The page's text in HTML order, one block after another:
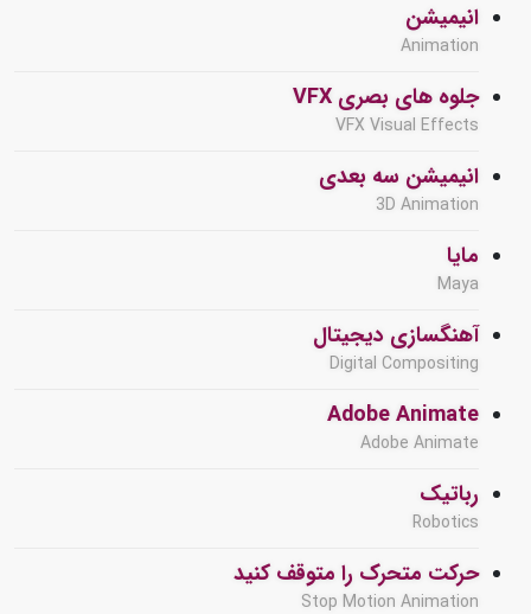
انیمیشن
Animation
جلوه های بصری VFX
VFX Visual Effects
انیمیشن سه بعدی
3D Animation
مایا
Maya
آهنگسازی دیجیتال
Digital Compositing
Adobe Animate
Adobe Animate
رباتیک
Robotics
حرکت متحرک را متوقف کنید
Stop Motion Animation